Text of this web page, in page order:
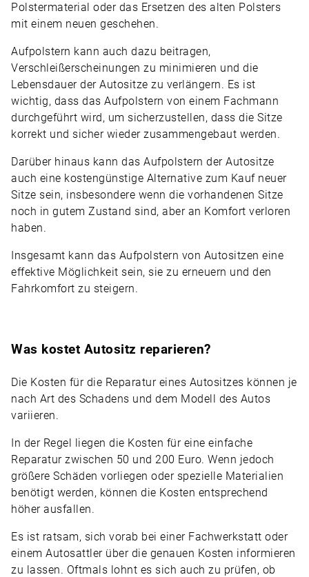
Polstermaterial oder das Ersetzen des alten Polsters
mit einem neuen geschehen.
Aufpolstern kann auch dazu beitragen,
Verschleißerscheinungen zu minimieren und die
Lebensdauer der Autositze zu verlängern. Es ist
wichtig, dass das Aufpolstern von einem Fachmann
durchgeführt wird, um sicherzustellen, dass die Sitze
korrekt und sicher wieder zusammengebaut werden.
Darüber hinaus kann das Aufpolstern der Autositze
auch eine kostengünstige Alternative zum Kauf neuer
Sitze sein, insbesondere wenn die vorhandenen Sitze
noch in gutem Zustand sind, aber an Komfort verloren
haben.
Insgesamt kann das Aufpolstern von Autositzen eine
effektive Möglichkeit sein, sie zu erneuern und den
Fahrkomfort zu steigern.
Was kostet Autositz reparieren?
Die Kosten für die Reparatur eines Autositzes können je
nach Art des Schadens und dem Modell des Autos
variieren.
In der Regel liegen die Kosten für eine einfache
Reparatur zwischen 50 und 200 Euro. Wenn jedoch
größere Schäden vorliegen oder spezielle Materialien
benötigt werden, können die Kosten entsprechend
höher ausfallen.
Es ist ratsam, sich vorab bei einer Fachwerkstatt oder
einem Autosattler über die genauen Kosten informieren
zu lassen. Oftmals lohnt es sich auch zu prüfen, ob